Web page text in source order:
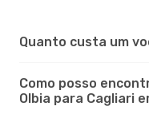
Quanto custa um
Como posso
Olbia para Cagliari